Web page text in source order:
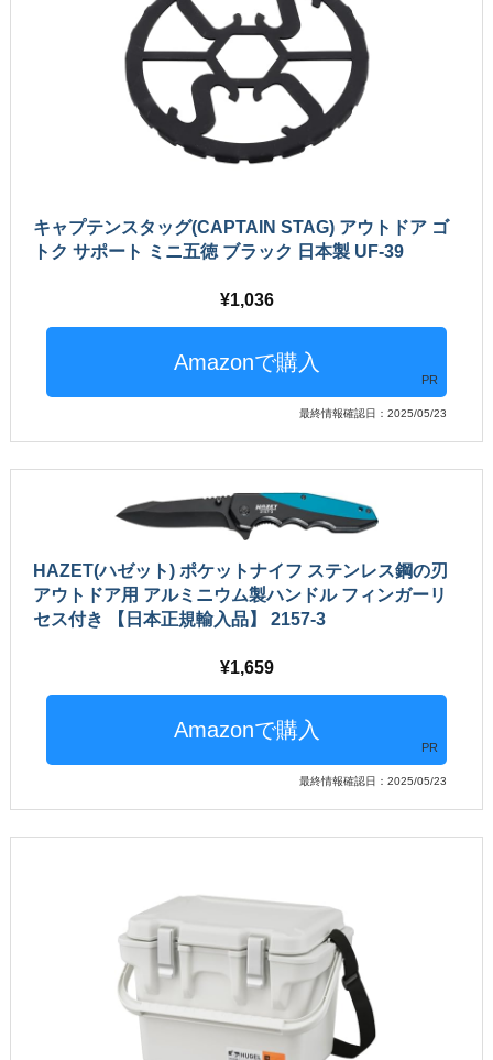
キャプテンスタッグ(CAPTAIN STAG) アウトドア ゴ
トク サポート ミニ五徳 ブラック 日本製 UF-39
1,036
PR
最終情報確認日：2025/05/23
HAZET(ハゼット) ポケットナイフ ステンレス鋼の刃
アウトドア用 アルミニウム製ハンドル フィンガーリ
セス付き 【日本正規輸入品】 2157-3
1,659
PR
最終情報確認日：2025/05/23